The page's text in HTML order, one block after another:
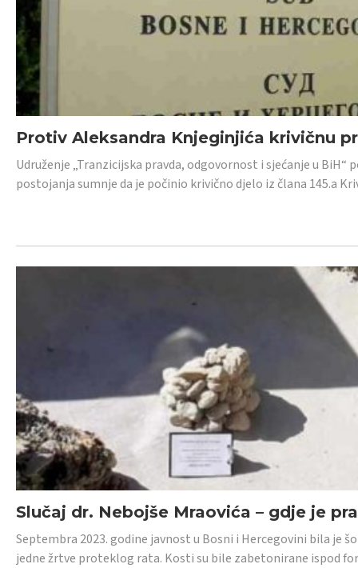
Protiv Aleksandra Knjeginjića krivičnu
Udruženje „Tranzicijska pravda, odgovornost i sjećanje u
postojanja sumnje da je počinio krivično djelo iz člana 145.a
Slučaj dr. Nebojše Mraovića – gdje je
Septembra 2023. godine javnost u Bosni i Hercegovini bila je
jedne žrtve proteklog rata. Kosti su bile zabetonirane ispod